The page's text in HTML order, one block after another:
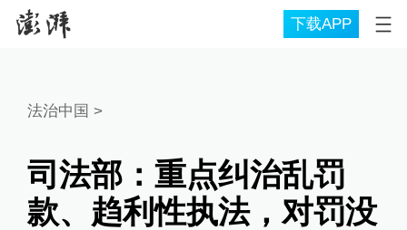
下载APP
法治中国 >
司法部：重点纠治乱罚
款、趋利性执法，对罚没